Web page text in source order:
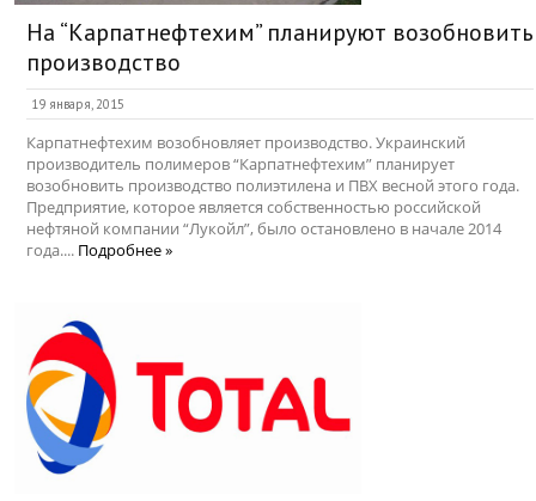
На “Карпатнефтехим” планируют возобновить
производство
19 января, 2015
Карпатнефтехим возобновляет производство. Украинский
производитель полимеров “Карпатнефтехим” планирует
возобновить производство полиэтилена и ПВХ весной этого года.
Предприятие, которое является собственностью российской
нефтяной компании “Лукойл”, было остановлено в начале 2014
года.... Подробнее »